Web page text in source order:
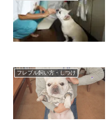
フレブル飼い方・しつけ